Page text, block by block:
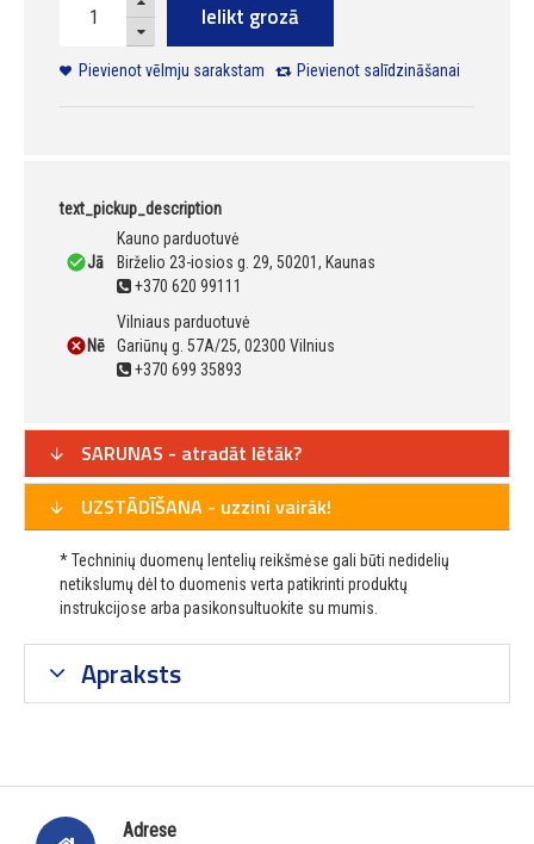
Ielikt grozā
Pievienot vēlmju sarakstam Pievienot salīdzināšanai
text_pickup_description
Jā
Kauno parduotuvė
Birželio 23-iosios g. 29, 50201, Kaunas
+370 620 99111
Nē
Vilniaus parduotuvė
Gariūnų g. 57A/25, 02300 Vilnius
+370 699 35893
SARUNAS - atradāt lētāk?
UZSTĀDĪŠANA - uzzini vairāk!
* Techninių duomenų lentelių reikšmėse gali būti nedidelių
netikslumų dėl to duomenis verta patikrinti produktų
instrukcijose arba pasikonsultuokite su mumis.
Apraksts
Adrese